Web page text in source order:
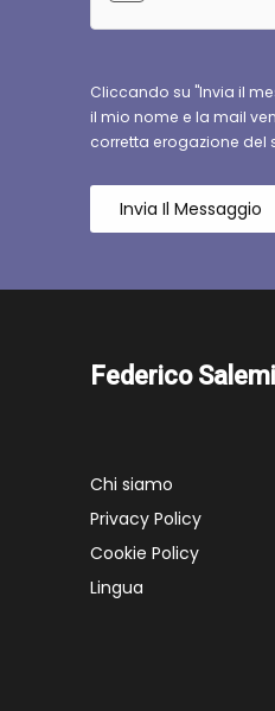
Cliccando su "Invia il
il mio nome e la mail
corretta erogazione del
Invia Il Messaggio
Federico Salemi
Chi siamo
Privacy Policy
Cookie Policy
Lingua